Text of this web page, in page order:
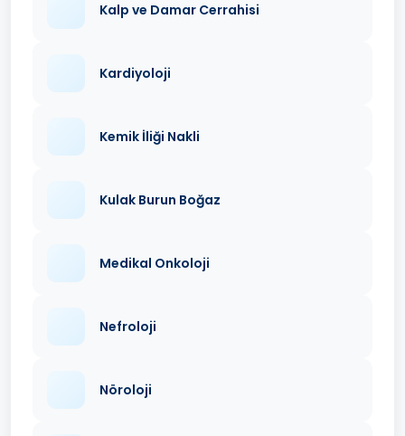
Kalp ve Damar Cerrahisi
Kardiyoloji
Kemik İliği Nakli
Kulak Burun Boğaz
Medikal Onkoloji
Nefroloji
Nöroloji